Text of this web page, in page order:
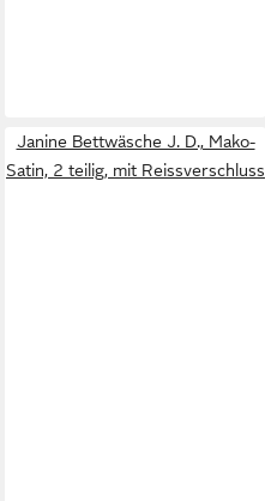
Janine Bettwäsche J. D., Mako-
Satin, 2 teilig, mit Reissverschluss